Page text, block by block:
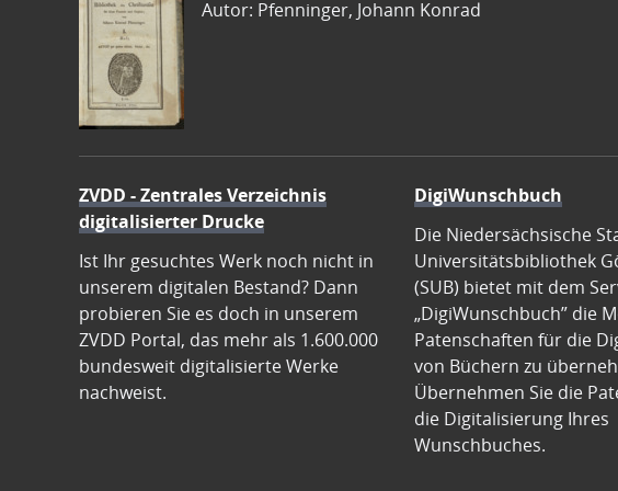
Autor: Pfenninger, Johann Konrad
ZVDD - Zentrales Verzeichnis
digitalisierter Drucke
Ist Ihr gesuchtes Werk noch nicht in
unserem digitalen Bestand? Dann
probieren Sie es doch in unserem
ZVDD Portal, das mehr als 1.600.000
bundesweit digitalisierte Werke
nachweist.
DigiWunschbuch
Die Niedersächsische
Universitätsbibliothek
(SUB) bietet mit dem
„DigiWunschbuch” die
Patenschaften für die
von Büchern zu
Übernehmen Sie die
die Digitalisierung Ihres
Wunschbuches.